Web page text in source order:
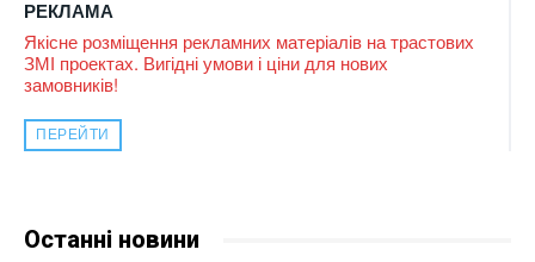
РЕКЛАМА
Якісне розміщення рекламних матеріалів на трастових
ЗМІ проектах. Вигідні умови і ціни для нових
замовників!
ПЕРЕЙТИ
Останні новини